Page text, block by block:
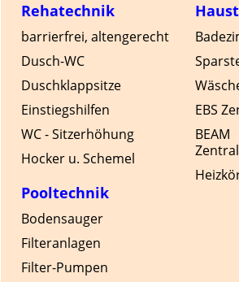
EBS
BEAM
Rehatechnik
barrierfrei, altengerecht
Dusch-WC
Duschklappsitze
Einstiegshilfen
WC - Sitzerhöhung
Hocker u. Schemel
Pooltechnik
Bodensauger
Filteranlagen
Filter-Pumpen